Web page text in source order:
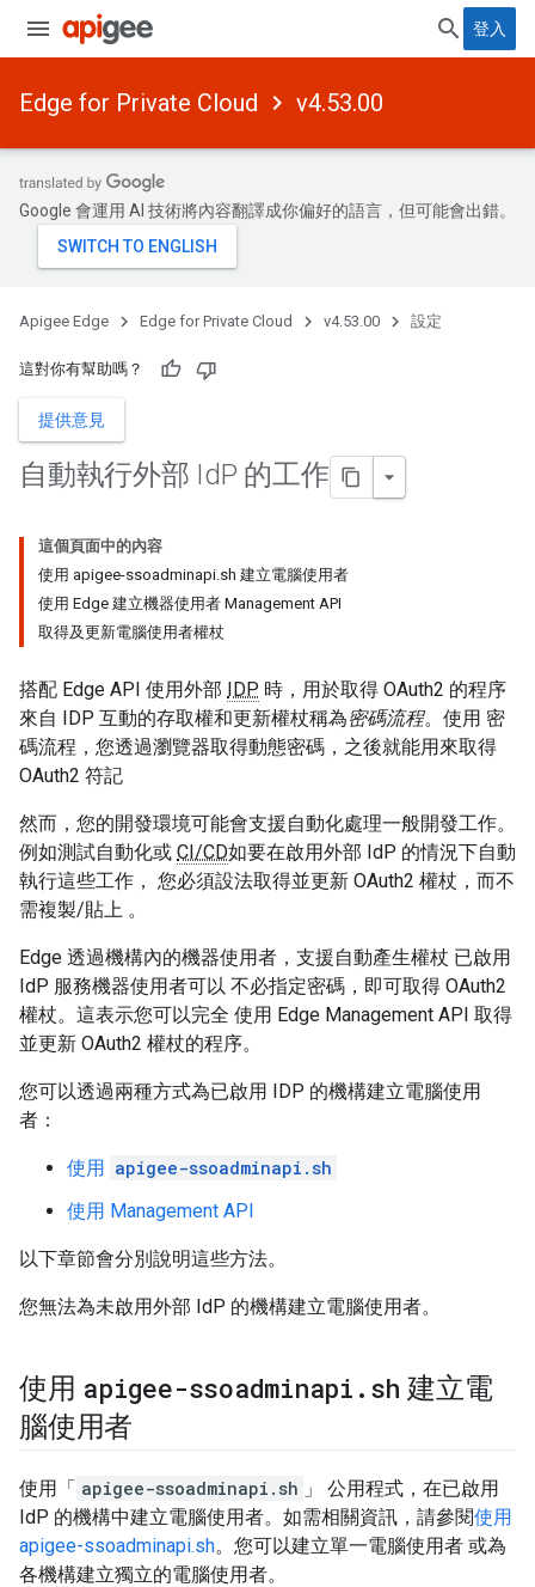
登入
Edge for Private Cloud v4.53.00
Google 會運用 AI 技術將內容翻譯成你偏好的語言，但可能會出錯。
Apigee Edge Edge for Private Cloud v4.53.00 設定
這對你有幫助嗎？
提供意見
自動執行外部 IdP 的工作
這個頁面中的內容
使用 apigee-ssoadminapi.sh 建立電腦使用者
使用 Edge 建立機器使用者 Management API
取得及更新電腦使用者權杖
搭配 Edge API 使用外部 IDP 時，用於取得 OAuth2 的程序
來自 IDP 互動的存取權和更新權杖稱為密碼流程。使用 密
碼流程，您透過瀏覽器取得動態密碼，之後就能用來取得
OAuth2 符記
然而，您的開發環境可能會支援自動化處理一般開發工作。
例如測試自動化或 CI/CD如要在啟用外部 IdP 的情況下自動
執行這些工作， 您必須設法取得並更新 OAuth2 權杖，而不
需複製/貼上 。
Edge 透過機構內的機器使用者，支援自動產生權杖 已啟用
IdP 服務機器使用者可以 不必指定密碼，即可取得 OAuth2
權杖。這表示您可以完全 使用 Edge Management API 取得
並更新 OAuth2 權杖的程序。
您可以透過兩種方式為已啟用 IDP 的機構建立電腦使用
者：
使用 apigee-ssoadminapi.sh
使用 Management API
以下章節會分別說明這些方法。
您無法為未啟用外部 IdP 的機構建立電腦使用者。
使用 apigee-ssoadminapi . sh 建立電
腦使用者
使用「 apigee-ssoadminapi.sh 」 公用程式，在已啟用
IdP 的機構中建立電腦使用者。如需相關資訊，請參閱使用
apigee-ssoadminapi.sh。您可以建立單一電腦使用者 或為
各機構建立獨立的電腦使用者。